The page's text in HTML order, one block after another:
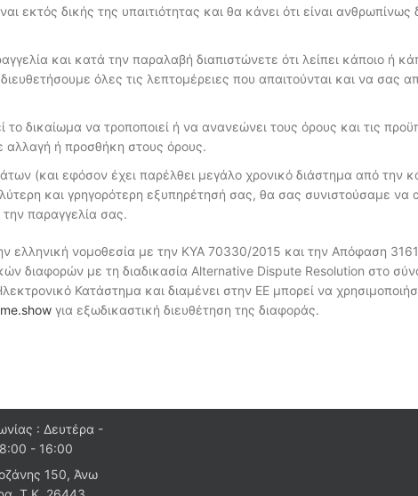
εκτός δικής της υπαιτιότητας και θα κάνει ότι είναι
και κατά την παραλαβή διαπιστώνετε ότι λείπει κάποιο ή
όλες τις λεπτομέρειες που απαιτούνται και να σας
δικαίωμα να τροποποιεί ή να ανανεώνει τους όρους και τις
αλλαγή ή προσθήκη στους όρους.
(και εφόσον έχει παρέλθει μεγάλο χρονικό διάστημα από την
και γρηγορότερη εξυπηρέτησή σας, θα σας συνιστούσαμε να
παραγγελία σας.
ελληνική νομοθεσία με την ΚΥΑ 70330/2015 και την Απόφαση
διαφορών με τη διαδικασία Alternative Dispute Resolution στο
Κατάστημα και διαμένει στην ΕΕ μπορεί να
για εξωδικαστική διευθέτηση της διαφοράς.
: Δευτέρα -
- 16:00
150, Άνω